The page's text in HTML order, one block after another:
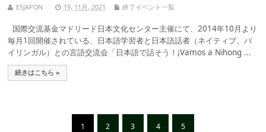
ESJAPON 19, 11月, 2021 終了イベント一覧
国際交流基金マドリード日本文化センター主催にて、2014年10月より
毎月1回開催されている、日本語学習者と日本語話者（ネイティブ、バ
イリンガル）との言語交流会「日本語で話そう！¡Vamos a Nihong ...
続きはこちら »
1 2 3 4 5